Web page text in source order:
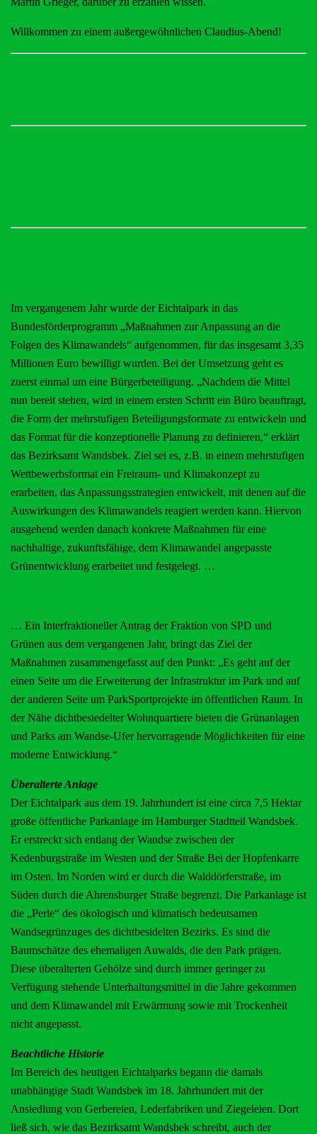
Willkommen zu einem außergewöhnlichen Claudius-Abend!
Im vergangenem Jahr wurde der Eichtalpark in das
Bundesförderprogramm „Maßnahmen zur Anpassung an die
Folgen des Klimawandels“ aufgenommen, für das insgesamt 3,35
Millionen Euro bewilligt wurden. Bei der Umsetzung geht es
zuerst einmal um eine Bürgerbeteiligung. „Nachdem die Mittel
nun bereit stehen, wird in einem ersten Schritt ein Büro beauftragt,
die Form der mehrstufigen Beteiligungsformate zu entwickeln und
das Format für die konzeptionelle Planung zu definieren,“ erklärt
das Bezirksamt Wandsbek. Ziel sei es, z.B. in einem mehrstufigen
Wettbewerbsformat ein Freiraum- und Klimakonzept zu
erarbeiten, das Anpassungsstrategien entwickelt, mit denen auf die
Auswirkungen des Klimawandels reagiert werden kann. Hiervon
ausgehend werden danach konkrete Maßnahmen für eine
nachhaltige, zukunftsfähige, dem Klimawandel angepasste
Grünentwicklung erarbeitet und festgelegt. …
… Ein Interfraktioneller Antrag der Fraktion von SPD und
Grünen aus dem vergangenen Jahr, bringt das Ziel der
Maßnahmen zusammengefasst auf den Punkt: „Es geht auf der
einen Seite um die Erweiterung der Infrastruktur im Park und auf
der anderen Seite um ParkSportprojekte im öffentlichen Raum. In
der Nähe dichtbesiedelter Wohnquartiere bieten die Grünanlagen
und Parks am Wandse-Ufer hervorragende Möglichkeiten für eine
moderne Entwicklung.“
Überalterte Anlage
Der Eichtalpark aus dem 19. Jahrhundert ist eine circa 7,5 Hektar
große öffentliche Parkanlage im Hamburger Stadtteil Wandsbek.
Er erstreckt sich entlang der Wandse zwischen der
Kedenburgstraße im Westen und der Straße Bei der Hopfenkarre
im Osten. Im Norden wird er durch die Walddörferstraße, im
Süden durch die Ahrensburger Straße begrenzt. Die Parkanlage ist
die „Perle“ des ökologisch und klimatisch bedeutsamen
Wandsegrünzuges des dichtbesidelten Bezirks. Es sind die
Baumschätze des ehemaligen Auwalds, die den Park prägen.
Diese überalterten Gehölze sind durch immer geringer zu
Verfügung stehende Unterhaltungsmittel in die Jahre gekommen
und dem Klimawandel mit Erwärmung sowie mit Trockenheit
nicht angepasst.
Beachtliche Historie
Im Bereich des heutigen Eichtalparks begann die damals
unabhängige Stadt Wandsbek im 18. Jahrhundert mit der
Ansiedlung von Gerbereien, Lederfabriken und Ziegeleien. Dort
ließ sich, wie das Bezirksamt Wandsbek schreibt, auch der